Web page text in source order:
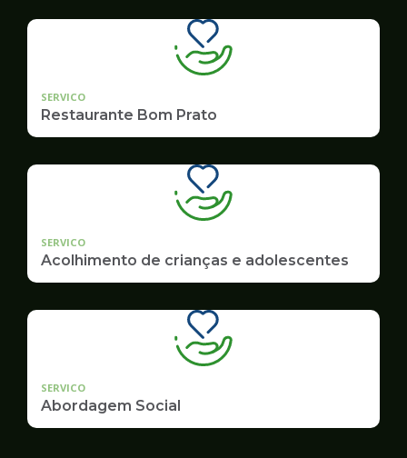
SERVICO
Restaurante Bom Prato
SERVICO
Acolhimento de crianças e adolescentes
SERVICO
Abordagem Social